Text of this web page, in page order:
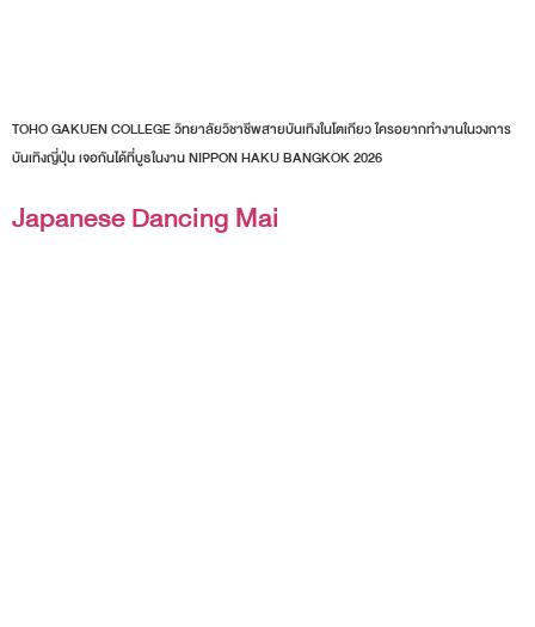
TOHO GAKUEN COLLEGE วิทยาลัยวิชาชีพสายบันเทิงในโตเกียว ใครอยากทำงานในวงการ
บันเทิงญี่ปุ่น เจอกันได้ที่บูธในงาน NIPPON HAKU BANGKOK 2026
Japanese Dancing Mai